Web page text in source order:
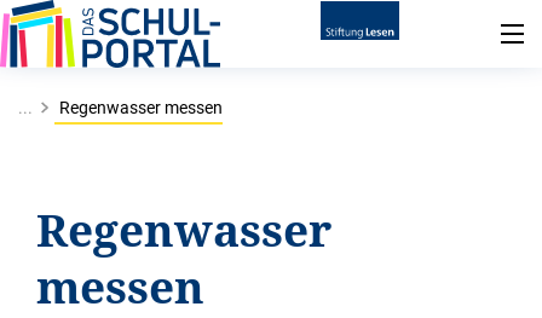
... Regenwasser messen
Regenwasser
messen